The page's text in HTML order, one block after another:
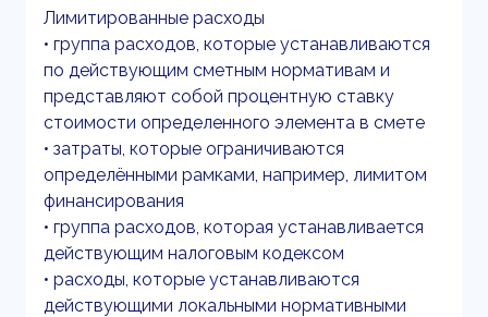
Лимитированные расходы
• группа расходов, которые устанавливаются
по действующим сметным нормативам и
представляют собой процентную ставку
стоимости определенного элемента в смете
• затраты, которые ограничиваются
определёнными рамками, например, лимитом
финансирования
• группа расходов, которая устанавливается
действующим налоговым кодексом
• расходы, которые устанавливаются
действующими локальными нормативными